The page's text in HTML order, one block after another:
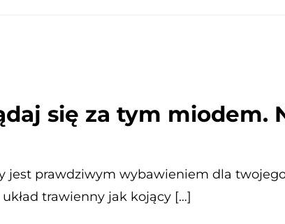
się za tym miodem.
jest prawdziwym wybawieniem dla
trawienny jak kojący […]